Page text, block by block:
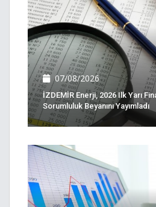
07/08/2026
İZDEMİR Enerji, 2026 Ilk Yarı
Sorumluluk Beyanını Yayımladı